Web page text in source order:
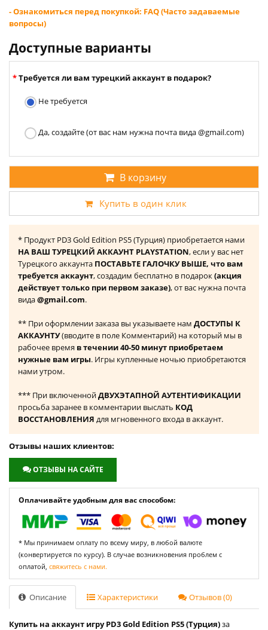
- Ознакомиться перед покупкой: FAQ (Часто задаваемые
вопросы)
Доступные варианты
Требуется ли вам турецкий аккаунт в подарок?
Не требуется
Да, создайте (от вас нам нужна почта вида @gmail.com)
В корзину
Купить в один клик
* Продукт PD3 Gold Edition PS5 (Турция) приобретается нами
НА ВАШ ТУРЕЦКИЙ АККАУНТ PLAYSTATION, если у вас нет
Турецкого аккаунта ПОСТАВЬТЕ ГАЛОЧКУ ВЫШЕ, что вам
требуется аккаунт, создадим бесплатно в подарок(акция
действует только при первом заказе), от вас нужна почта
вида@gmail.com.
** При оформлении заказа вы указываете нам ДОСТУПЫ К
АККАУНТУ(вводите в поле Комментарий) на который мы в
рабочее время в течении 40-50 минут приобретаем
нужные вам игры. Игры купленные ночью приобретаются
нами утром.
*** При включеннойДВУХЭТАПНОЙ АУТЕНТИФИКАЦИИ
просьба заранее в комментарии выслать КОД
ВОССТАНОВЛЕНИЯ для мгновенного входа в аккаунт.
Отзывы наших клиентов:
ОТЗЫВЫ НА САЙТЕ
Оплачивайте удобным для вас способом:
* Мы принимаем оплату по всему миру, в любой валюте
(конвертируется по курсу). В случае возникновения проблем с
оплатой, свяжитесь с нами.
Описание Характеристики Отзывов (0)
Купить на аккаунт игру PD3 Gold Edition PS5 (Турция)за